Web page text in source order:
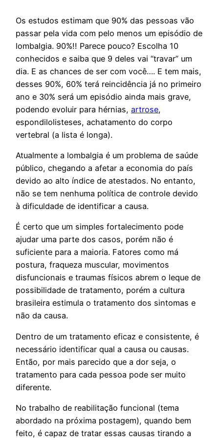
Os estudos estimam que 90% das pessoas vão
passar pela vida com pelo menos um episódio de
lombalgia. 90%!! Parece pouco? Escolha 10
conhecidos e saiba que 9 deles vai “travar” um
dia. E as chances de ser com você…. E tem mais,
desses 90%, 60% terá reincidência já no primeiro
ano e 30% será um episódio ainda mais grave,
podendo evoluir para hérnias, artrose,
espondilolisteses, achatamento do corpo
vertebral (a lista é longa).
Atualmente a lombalgia é um problema de saúde
público, chegando a afetar a economia do país
devido ao alto índice de atestados. No entanto,
não se tem nenhuma política de controle devido
à dificuldade de identificar a causa.
É certo que um simples fortalecimento pode
ajudar uma parte dos casos, porém não é
suficiente para a maioria. Fatores como má
postura, fraqueza muscular, movimentos
disfuncionais e traumas físicos abrem o leque de
possibilidade de tratamento, porém a cultura
brasileira estimula o tratamento dos sintomas e
não da causa.
Dentro de um tratamento eficaz e consistente, é
necessário identificar qual a causa ou causas.
Então, por mais parecido que a dor seja, o
tratamento para cada pessoa pode ser muito
diferente.
No trabalho de reabilitação funcional (tema
abordado na próxima postagem), quando bem
feito, é capaz de tratar essas causas tirando a